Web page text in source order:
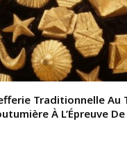
Traditionnelle Au
À L’Épreuve